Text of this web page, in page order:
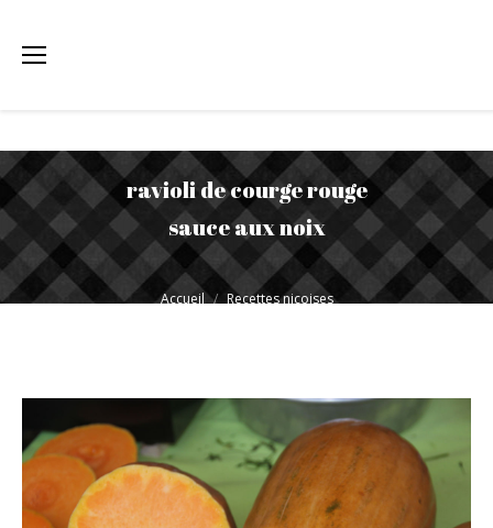
ravioli de courge rouge
sauce aux noix
Vous êtes ici : Accueil Recettes niçoises